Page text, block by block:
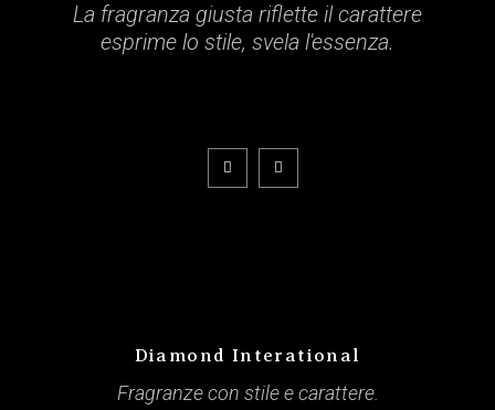
La fragranza giusta riflette il carattere
esprime lo stile, svela l'essenza.
Diamond Interational
Fragranze con stile e carattere.